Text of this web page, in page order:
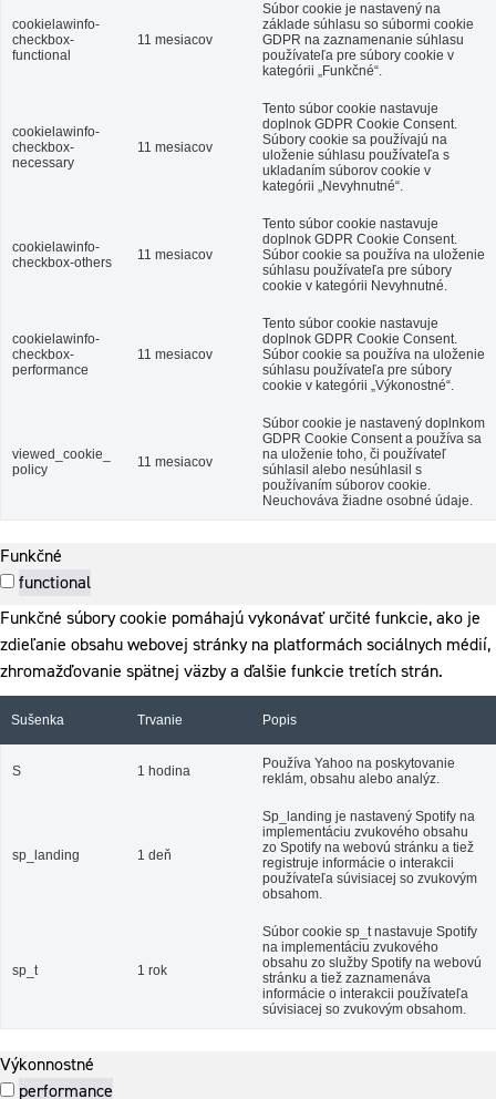
cookielawinfo-
checkbox-
functional
11 mesiacov
Súbor cookie je nastavený na
základe súhlasu so súbormi cookie
GDPR na zaznamenanie súhlasu
používateľa pre súbory cookie v
kategórii „Funkčné“.
cookielawinfo-
checkbox-
necessary
11 mesiacov
Tento súbor cookie nastavuje
doplnok GDPR Cookie Consent.
Súbory cookie sa používajú na
uloženie súhlasu používateľa s
ukladaním súborov cookie v
kategórii „Nevyhnutné“.
cookielawinfo-
checkbox-others
11 mesiacov
Tento súbor cookie nastavuje
doplnok GDPR Cookie Consent.
Súbor cookie sa používa na uloženie
súhlasu používateľa pre súbory
cookie v kategórii Nevyhnutné.
cookielawinfo-
checkbox-
performance
11 mesiacov
Tento súbor cookie nastavuje
doplnok GDPR Cookie Consent.
Súbor cookie sa používa na uloženie
súhlasu používateľa pre súbory
cookie v kategórii „Výkonostné“.
viewed_cookie_
policy
11 mesiacov
Súbor cookie je nastavený doplnkom
GDPR Cookie Consent a používa sa
na uloženie toho, či používateľ
súhlasil alebo nesúhlasil s
používaním súborov cookie.
Neuchováva žiadne osobné údaje.
Funkčné
functional
Funkčné súbory cookie pomáhajú vykonávať určité funkcie, ako je
zdieľanie obsahu webovej stránky na platformách sociálnych médií,
zhromažďovanie spätnej väzby a ďalšie funkcie tretích strán.
Sušenka Trvanie Popis
S 1 hodina
Používa Yahoo na poskytovanie
reklám, obsahu alebo analýz.
sp_landing 1 deň
Sp_landing je nastavený Spotify na
implementáciu zvukového obsahu
zo Spotify na webovú stránku a tiež
registruje informácie o interakcii
používateľa súvisiacej so zvukovým
obsahom.
sp_t 1 rok
Súbor cookie sp_t nastavuje Spotify
na implementáciu zvukového
obsahu zo služby Spotify na webovú
stránku a tiež zaznamenáva
informácie o interakcii používateľa
súvisiacej so zvukovým obsahom.
Výkonnostné
performance